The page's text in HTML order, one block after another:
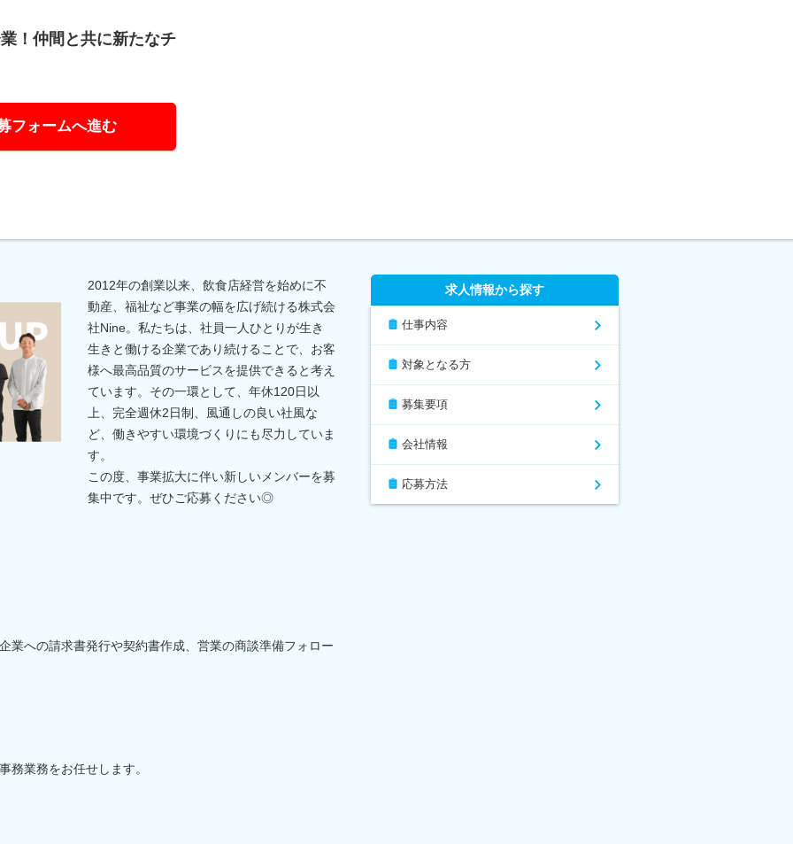
！仲間と共に新たなチ
フォームへ進む
2012年の創業以来、飲食店経営を始めに不
動産、福祉など事業の幅を広げ続ける株式会
社Nine。私たちは、社員一人ひとりが生き
生きと働ける企業であり続けることで、お客
様へ最高品質のサービスを提供できると考え
ています。その一環として、年休120日以
上、完全週休2日制、風通しの良い社風な
ど、働きやすい環境づくりにも尽力していま
す。
この度、事業拡大に伴い新しいメンバーを募
集中です。ぜひご応募ください◎
業への請求書発行や契約書作成、営業の商談準備フォロー
務業務をお任せします。
求人情報から探す
仕事内容
対象となる方
募集要項
会社情報
応募方法